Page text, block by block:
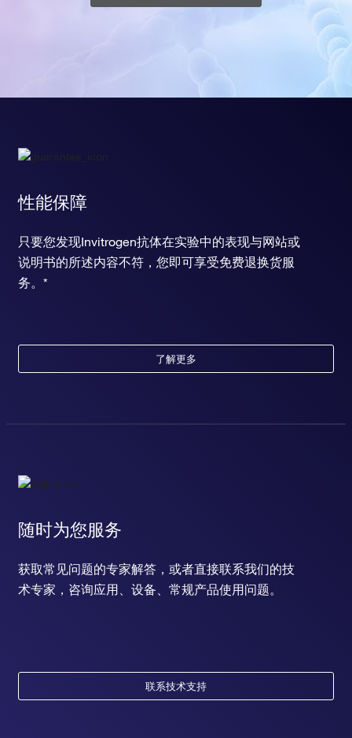
性能保障
只要您发现Invitrogen抗体在实验中的表现与网站或
说明书的所述内容不符，您即可享受免费退换货服
务。*
了解更多
随时为您服务
获取常见问题的专家解答，或者直接联系我们的技
术专家，咨询应用、设备、常规产品使用问题。
联系技术支持